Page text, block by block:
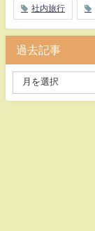
社内旅行
過去記事